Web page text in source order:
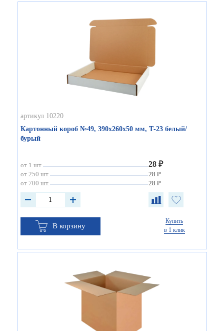
артикул 10220
Картонный короб №49, 390х260х50 мм, Т-23 белый/
бурый
от 1 шт. 28 ₽
от 250 шт.
28 ₽
от 700 шт.
28 ₽
В корзину
Купить
в 1 клик